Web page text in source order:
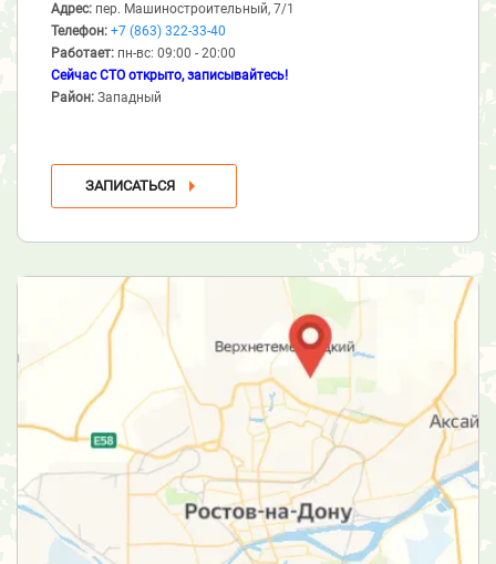
Адрес: пер. Машиностроительный, 7/1
Телефон: +7 (863) 322-33-40
Работает: пн-вс: 09:00 - 20:00
Сейчас СТО открыто, записывайтесь!
Район: Западный
ЗАПИСАТЬСЯ